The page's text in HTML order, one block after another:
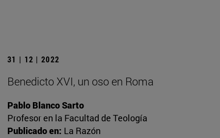
31 | 12 | 2022
Benedicto XVI, un oso en Roma
Pablo Blanco Sarto
Profesor en la Facultad de Teología
Publicado en: La Razón